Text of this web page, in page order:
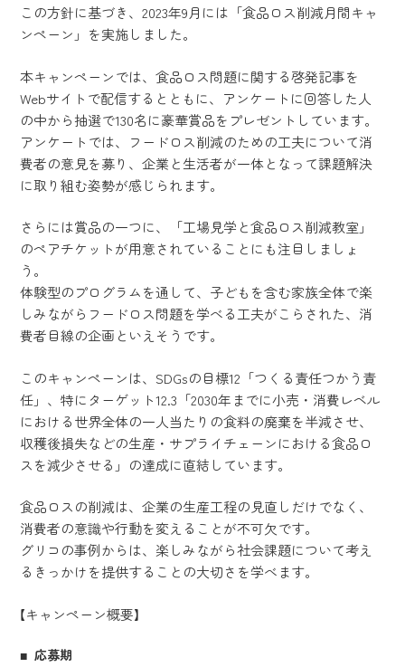
この方針に基づき、2023年9月には「食品ロス削減月間キャ
ンペーン」を実施しました。
本キャンペーンでは、食品ロス問題に関する啓発記事を
Webサイトで配信するとともに、アンケートに回答した人
の中から抽選で130名に豪華賞品をプレゼントしています。
アンケートでは、フードロス削減のための工夫について消
費者の意見を募り、企業と生活者が一体となって課題解決
に取り組む姿勢が感じられます。
さらには賞品の一つに、「工場見学と食品ロス削減教室」
のペアチケットが用意されていることにも注目しましょ
う。
体験型のプログラムを通して、子どもを含む家族全体で楽
しみながらフードロス問題を学べる工夫がこらされた、消
費者目線の企画といえそうです。
このキャンペーンは、SDGsの目標12「つくる責任つかう責
任」、特にターゲット12.3「2030年までに小売・消費レベル
における世界全体の一人当たりの食料の廃棄を半減させ、
収穫後損失などの生産・サプライチェーンにおける食品ロ
スを減少させる」の達成に直結しています。
食品ロスの削減は、企業の生産工程の見直しだけでなく、
消費者の意識や行動を変えることが不可欠です。
グリコの事例からは、楽しみながら社会課題について考え
るきっかけを提供することの大切さを学べます。
【キャンペーン概要】
応募期